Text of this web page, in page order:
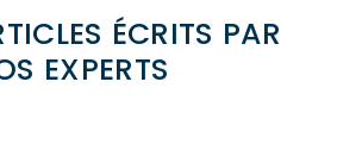
ÉCRITS PAR
EXPERTS